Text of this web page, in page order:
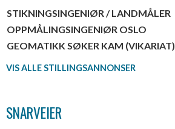
STIKNINGSINGENIØR / LANDMÅLER
OPPMÅLINGSINGENIØR OSLO
GEOMATIKK SØKER KAM (VIKARIAT)
VIS ALLE STILLINGSANNONSER
SNARVEIER